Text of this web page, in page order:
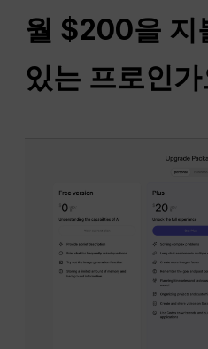
월 $200을 지
있는 프로인